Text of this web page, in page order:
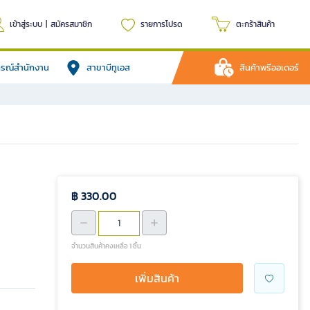
เข้าสู่ระบบ | สมัครสมาชิก รายการโปรด ตะกร้าสินค้า
รณ์สำนักงาน สาขาบีทูเอส สินค้าพรีออเดอร์
฿ 330.00
จำนวนสินค้าคงเหลือ 1 ชิ้น
เพิ่มสินค้า